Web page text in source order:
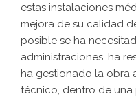
estas instalaciones
mejora de su calidad
posible se ha
administraciones, ha
ha gestionado la obra
técnico, dentro de